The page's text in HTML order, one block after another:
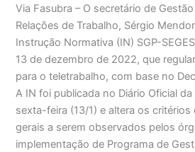
Via Fasubra – O secretário de
Relações de Trabalho, Sérgio
Instrução Normativa (IN) SGP-
13 de dezembro de 2022, que
para o teletrabalho, com base no
A IN foi publicada no Diário Oficial
sexta-feira (13/1) e altera os
gerais a serem observados pelos
implementação de Programa de